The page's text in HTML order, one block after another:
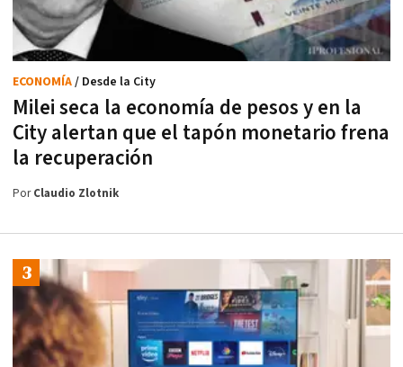
Milei seca la economía de pesos y en la
City alertan que el tapón monetario frena
la recuperación
ECONOMÍA/ Desde la City
PorClaudio Zlotnik